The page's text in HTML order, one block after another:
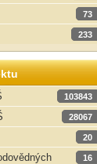
73
233
103843
28067
20
16